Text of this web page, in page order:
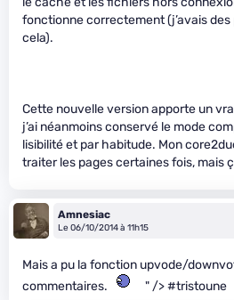
fonctionne correctement (j’avais
cela).
Cette nouvelle version apporte un
j’ai néanmoins conservé le mode
lisibilité et par habitude. Mon
traiter les pages certaines fois, mais
Amnesiac
Le 06/10/2014 à 11h15
Mais a pu la fonction upvode/
commentaires.
" /> #tristoune